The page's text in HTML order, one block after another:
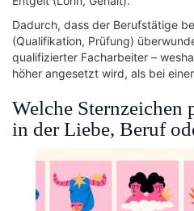
Dadurch, dass der Berufstätige
(Qualifikation, Prüfung)
qualifizierter Facharbeiter –
höher angesetzt wird, als bei
Welche Sternzeichen
in der Liebe, Beruf